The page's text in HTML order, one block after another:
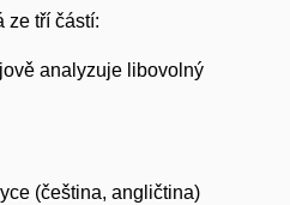
ze tří částí:
analyzuje libovolný
(čeština, angličtina)